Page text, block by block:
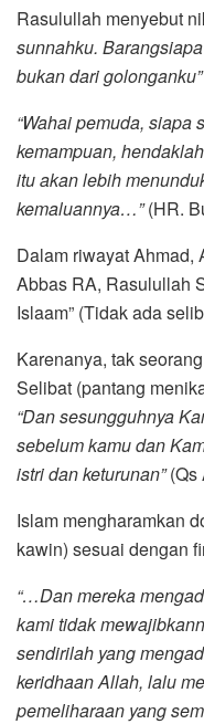
Rasulullah menyebut
sunnahku.
bukan dari golonganku”
“Wahai pemuda, siapa
kemampuan,
itu akan lebih
kemaluannya…”(HR.
Dalam riwayat Ahmad,
Abbas RA, Rasulullah
Islaam” (Tidak ada
Karenanya, tak
Selibat (pantang
“Dan sesungguhnya
sebelum kamu dan
istri dan keturunan”(Qs
Islam mengharamkan
kawin) sesuai dengan
“…Dan mereka
kami tidak
sendirilah yang
keridhaan Allah, lalu
pemeliharaan yang